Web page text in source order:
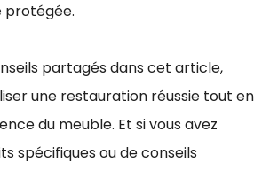
protégée.
partagés dans cet article,
une restauration réussie tout en
du meuble. Et si vous avez
spécifiques ou de conseils